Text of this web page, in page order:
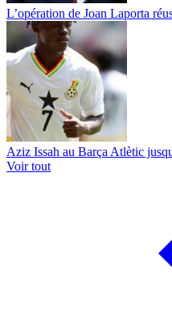
L’opération de Joan Laporta
Aziz Issah au Barça Atlètic
Voir tout